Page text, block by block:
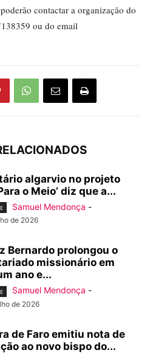
contactar a organização do
ou do email
algarvio no projeto
o Meio’ diz que a...
Samuel Mendonça -
de 2026
Bernardo prolongou o
missionário em
ano e...
Samuel Mendonça -
de 2026
de Faro emitiu nota de
ao novo bispo do...